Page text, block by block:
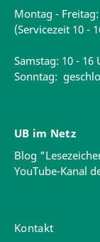
Montag -
(Servicezeit 10 -
Samstag: 10 - 16
Sonntag:
UB im Netz
Blog
YouTube-Kanal
Kontakt